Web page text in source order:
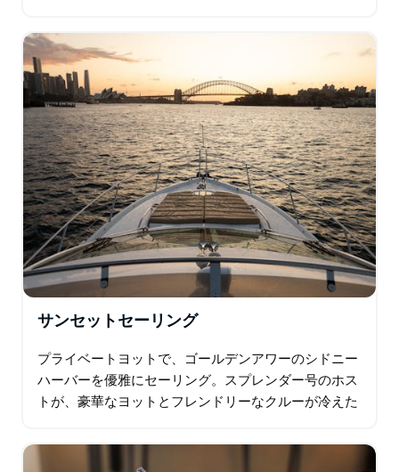
輝く日の出の光を捉えましょう…
サンセットセーリング
プライベートヨットで、ゴールデンアワーのシドニー
ハーバーを優雅にセーリング。スプレンダー号のホス
トが、豪華なヨットとフレンドリーなクルーが冷えた
ご案内します。ゆったりとくつろぎ、そよ風を感じな